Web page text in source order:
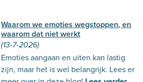
Waarom we emoties wegstoppen, en
waarom dat niet werkt
(13-7-2026)
Emoties aangaan en uiten kan lastig
zijn, maar het is wel belangrijk. Lees er